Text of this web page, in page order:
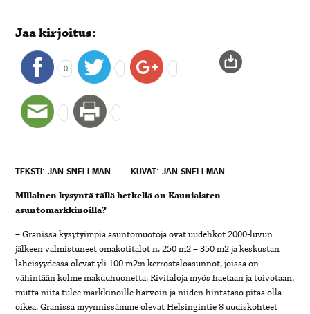
Jaa kirjoitus:
0
TEKSTI: JAN SNELLMAN KUVAT: JAN SNELLMAN
Millainen kysyntä tällä hetkellä on Kauniaisten
asuntomarkkinoilla?
– Granissa kysytyimpiä asuntomuotoja ovat uudehkot 2000-luvun
jälkeen valmistuneet omakotitalot n. 250 m2 – 350 m2 ja keskustan
läheisyydessä olevat yli 100 m2:n kerrostaloasunnot, joissa on
vähintään kolme makuuhuonetta. Rivitaloja myös haetaan ja toivotaan,
mutta niitä tulee markkinoille harvoin ja niiden hintataso pitää olla
oikea. Granissa myynnissämme olevat Helsingintie 8 uudiskohteet